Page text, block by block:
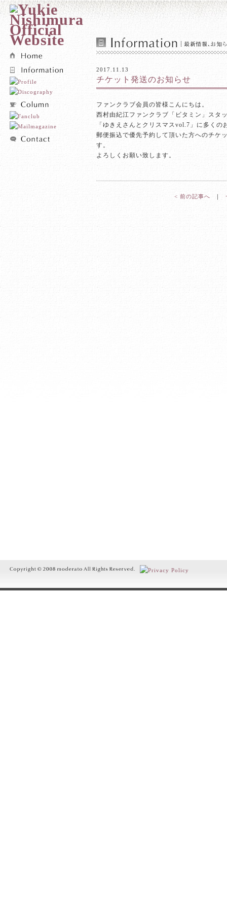
2017.11.13
チケット発送のお知らせ
ファンクラブ会員の皆様こんにちは。
西村由紀江ファンクラブ「ビタミン」スタ
「ゆきえさんとクリスマスvol.7」に多く
郵便振込で優先予約して頂いた方へのチケ
す。
よろしくお願い致します。
< 前の記事へ ｜